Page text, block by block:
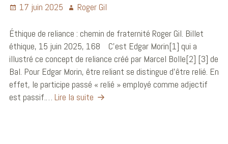
17 juin 2025 Roger Gil
Éthique de reliance : chemin de fraternité Roger Gil. Billet
éthique, 15 juin 2025, 168 C’est Edgar Morin[1] qui a
illustré ce concept de reliance créé par Marcel Bolle[2] [3] de
Bal. Pour Edgar Morin, être reliant se distingue d’être relié. En
effet, le participe passé « relié » employé comme adjectif
est passif.… Lire la suite